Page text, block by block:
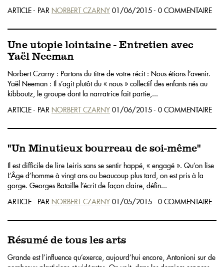
ARTICLE - PAR NORBERT CZARNY 01/06/2015 - 0 COMMENTAIRE
Une utopie lointaine - Entretien avec
Yaël Neeman
Norbert Czarny : Partons du titre de votre récit : Nous étions l’avenir.
Yaël Neeman : Il s’agit plutôt du « nous » collectif des enfants nés au
kibboutz, le groupe dont la narratrice fait partie,...
ARTICLE - PAR NORBERT CZARNY 01/06/2015 - 0 COMMENTAIRE
"Un Minutieux bourreau de soi-même"
Il est difficile de lire Leiris sans se sentir happé, « engagé ». Qu’on lise
L’Âge d’homme à vingt ans ou beaucoup plus tard, on est pris à la
gorge. Georges Bataille l’écrit de façon claire, défin...
ARTICLE - PAR NORBERT CZARNY 01/05/2015 - 0 COMMENTAIRE
Résumé de tous les arts
Grande est l’influence qu’exerce, aujourd’hui encore, Antonioni sur de